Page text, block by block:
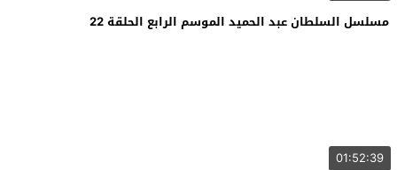
مسلسل السلطان عبد الحميد الموسم الرابع الحلقة 22
01:52:39